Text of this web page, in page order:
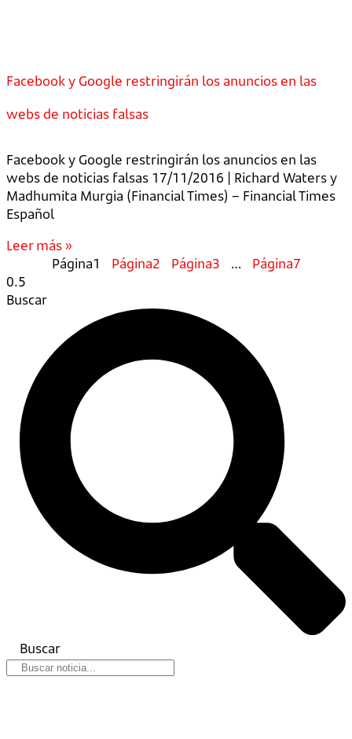
Facebook y Google restringirán los anuncios en las
webs de noticias falsas
Facebook y Google restringirán los anuncios en las
webs de noticias falsas 17/11/2016 | Richard Waters y
Madhumita Murgia (Financial Times) – Financial Times
Español
Leer más »
Página1 Página2 Página3 … Página7
Buscar
Buscar